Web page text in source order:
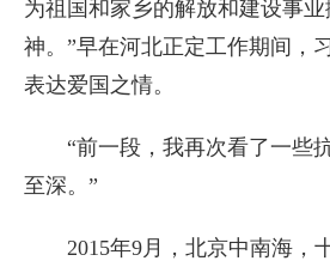
为祖国和家乡的解放和建设事
神。”早在河北正定工作期间，
表达爱国之情。
“前一段，我再次看了一些
至深。”
2015年9月，北京中南海，